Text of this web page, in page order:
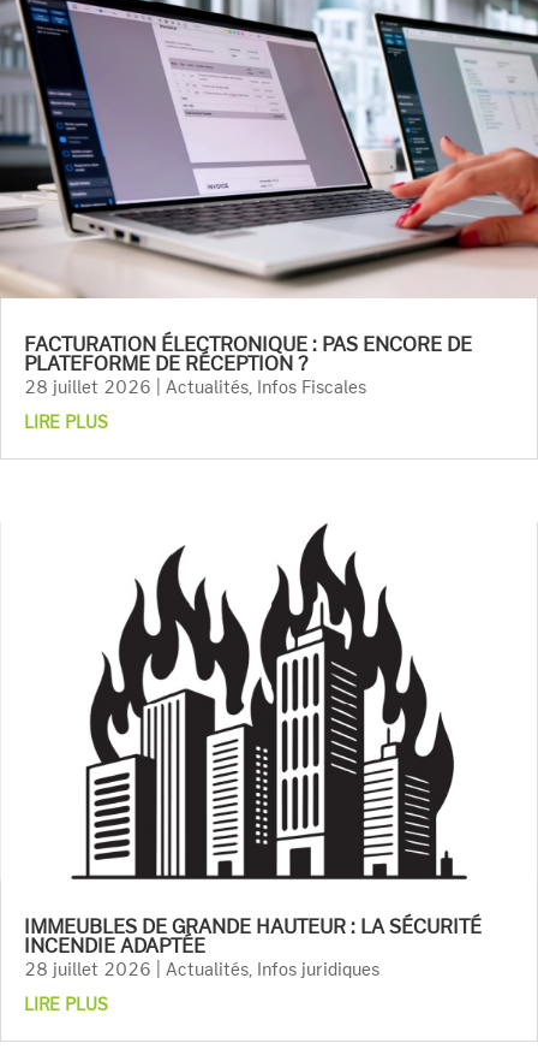
FACTURATION ÉLECTRONIQUE : PAS ENCORE DE
PLATEFORME DE RÉCEPTION ?
28 juillet 2026 Actualités
Infos Fiscales
LIRE PLUS
IMMEUBLES DE GRANDE HAUTEUR : LA SÉCURITÉ
INCENDIE ADAPTÉE
28 juillet 2026 Actualités
Infos juridiques
LIRE PLUS